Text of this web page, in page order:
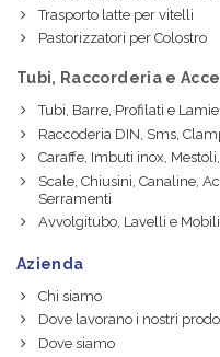
Trasporto latte per vitelli
Pastorizzatori per Colostro
Tubi, Raccorderia e
Tubi, Barre, Profilati e
Raccoderia DIN, Sms,
Caraffe, Imbuti inox,
Scale, Chiusini, Canaline,
Serramenti
Avvolgitubo, Lavelli e
Azienda
Chi siamo
Dove lavorano i nostri
Dove siamo